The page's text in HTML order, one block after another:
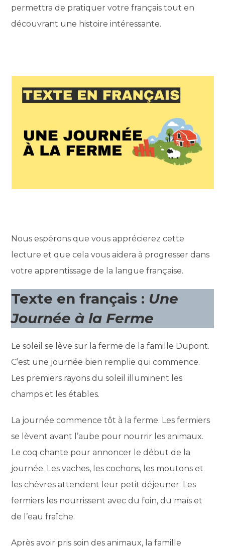
permettra de pratiquer votre français tout en
découvrant une histoire intéressante.
Nous espérons que vous apprécierez cette
lecture et que cela vous aidera à progresser dans
votre apprentissage de la langue française.
Texte en français : Une
Journée à la Ferme
Le soleil se lève sur la ferme de la famille Dupont.
C’est une journée bien remplie qui commence.
Les premiers rayons du soleil illuminent les
champs et les étables.
La journée commence tôt à la ferme. Les fermiers
se lèvent avant l’aube pour nourrir les animaux.
Le coq chante pour annoncer le début de la
journée. Les vaches, les cochons, les moutons et
les chèvres attendent leur petit déjeuner. Les
fermiers les nourrissent avec du foin, du maïs et
de l’eau fraîche.
Après avoir pris soin des animaux, la famille